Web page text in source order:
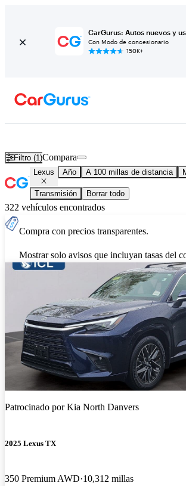
CarGurus: Autos nuevos y
Con Modo de concesionario
150K+
Filtro (1)Compara
Lexus Año A 100 millas de distancia
Transmisión Borrar todo
322 vehículos encontrados
Compra con precios transparentes.
Mostrar solo avisos que incluyan tasas del
Patrocinado porKia North Danvers
2025 Lexus TX
350 Premium AWD 10,312 millas